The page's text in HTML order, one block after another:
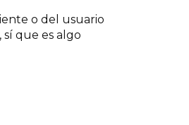
o del usuario
que es algo